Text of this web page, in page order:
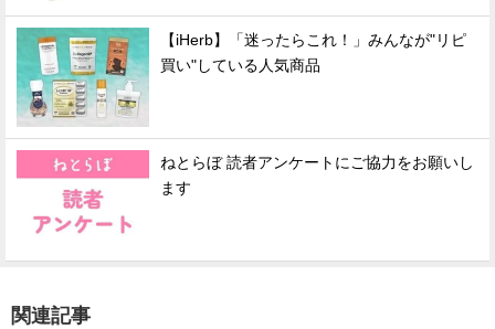
【iHerb】「迷ったらこれ！」みんなが"リピ
買い"している人気商品
ねとらぼ 読者アンケートにご協力をお願いし
ます
関連記事